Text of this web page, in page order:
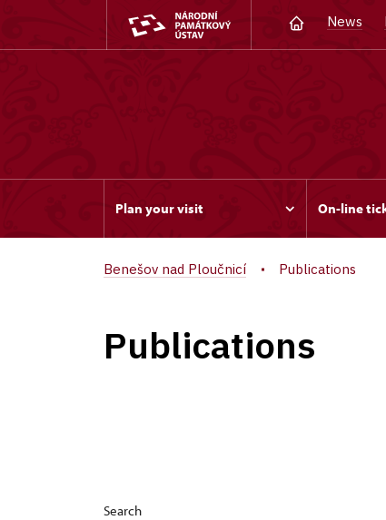
News
Plan your visit On-line
Benešov nad Ploučnicí Publications
Publications
Search